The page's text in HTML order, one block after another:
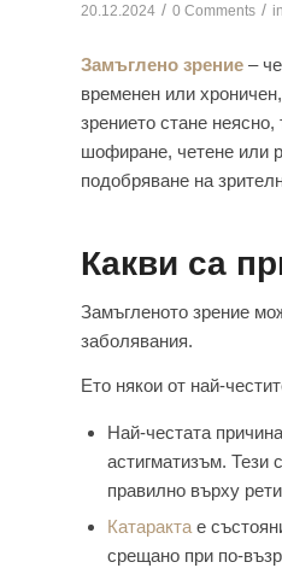
20.12.2024 / 0 Comments / in
Замъглено зрение –
временен или
зрението стане
шофиране, четене или
подобряване на
Какви са
Замъгленото зрение
заболявания.
Ето някои от най-
Най-честата
астигматизъм. Тези
правилно върху
Катаракта е
срещано при по-